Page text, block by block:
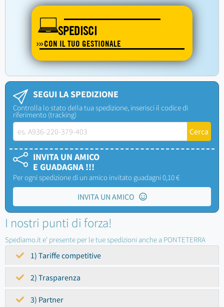
SPEDISCI
CON IL TUO GESTIONALE
SEGUI LA SPEDIZIONE
Controlla lo stato della tua spedizione, inserisci il codice di
riferimento (tracking)
INVITA UN AMICO
E GUADAGNA !!!
Per ogni spedizione di un amico invitato guadagni 0,10 €
INVITA UN AMICO
I nostri punti di forza!
Spediamo.it e' presente per le tue spedizioni anche a PONTETERRA
1) Tariffe competitive
2) Trasparenza
3) Partner